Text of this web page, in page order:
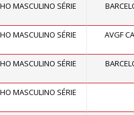
MASCULINO SÉRIE
MASCULINO SÉRIE
AVGF
MASCULINO SÉRIE
MASCULINO SÉRIE